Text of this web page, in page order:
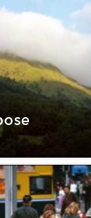
2016